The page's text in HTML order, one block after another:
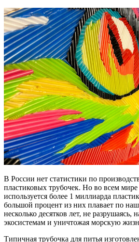
В России нет статистики по
пластиковых трубочек. Но во всем
используется более 1 миллиарда
большой процент из них плавает по
несколько десятков лет, не разрушаясь,
экосистемам и уничтожая морскую
Типичная трубочка для питья